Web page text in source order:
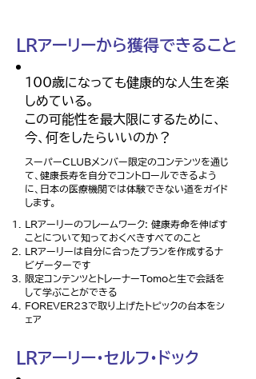
LRアーリーから獲得できること
100歳になっても健康的な人生を楽
しめている。
この可能性を最大限にするために、
今、何をしたらいいのか？
スーパーCLUBメンバー限定のコンテンツを通じ
て、健康長寿を自分でコントロールできるよう
に、日本の医療機関では体験できない道をガイド
します。
LRアーリーのフレームワーク: 健康寿命を伸ばす
ことについて知っておくべきすべてのこと
LRアーリーは自分に合ったプランを作成するナ
ビゲーターです
限定コンテンツとトレーナーTomoと生で会話を
して学ぶことができる
FOREVER23で取り上げたトピックの台本をシ
ェア
LRアーリー・セルフ・ドック